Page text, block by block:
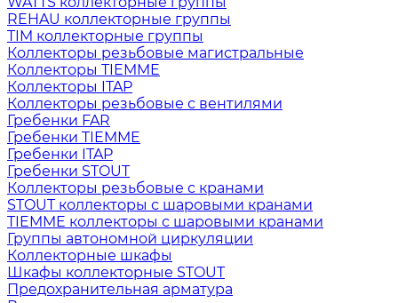
REHAU коллекторные группы
TIM коллекторные группы
Коллекторы резьбовые магистральные
Коллекторы TIEMME
Коллекторы ITAP
Коллекторы резьбовые с вентилями
Гребенки FAR
Гребенки TIEMME
Гребенки ITAP
Гребенки STOUT
Коллекторы резьбовые с кранами
STOUT коллекторы с шаровыми кранами
TIEMME коллекторы с шаровыми кранами
Группы автономной циркуляции
Коллекторные шкафы
Шкафы коллекторные STOUT
Предохранительная арматура